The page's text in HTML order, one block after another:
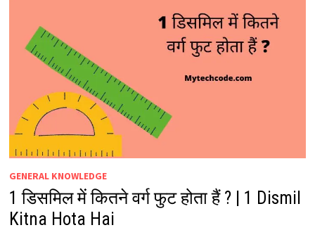
GENERAL KNOWLEDGE
1 डिसमिल में कितने वर्ग फुट होता हैं ? | 1 Dismil
Kitna Hota Hai